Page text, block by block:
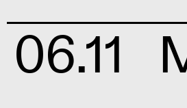
06.11